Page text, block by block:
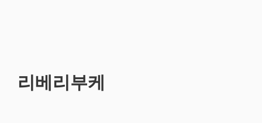
리베리부케